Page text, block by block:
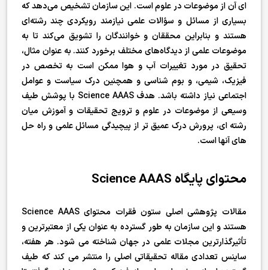
ای آن از موضوعات در علوم است. این سازمان تشخیص می‌دهد که
بسیاری از مسائل و سؤالات علمی نیازمند رویکردی چند رشته‌ای
هستند و بنابراین محققان و خوانندگان را تشویق می‌کند تا به
موضوعات علمی از دیدگاه‌های مختلف برخورد کنند. به عنوان مثال،
تحقیق در مورد تغییرات آب و هوا ممکن است به تخصص در
فیزیک، شیمی، و بوم شناسی و همچنین درک سیاست و عوامل
اجتماعی نیاز داشته باشد. هدف Science AAAS با پوشش طیف
وسیعی از موضوعات در علوم و ترویج تحقیقات و آموزش میان
رشته ای، پرورش درک عمیق تر از پیچیدگی مسائل علمی و راه حل
های آنها است.
محتوای پایگاه Science AAAS
مقالات پژوهشی اصلی ستون فقرات محتوای Science AAAS
هستند و این سازمان به طور گسترده به عنوان یکی از معتبرترین و
تأثیرگذارترین مجلات علمی در جهان شناخته می شود. هر هفته،
ساینس تعدادی مقاله تحقیقاتی اصلی را منتشر می کند که طیف